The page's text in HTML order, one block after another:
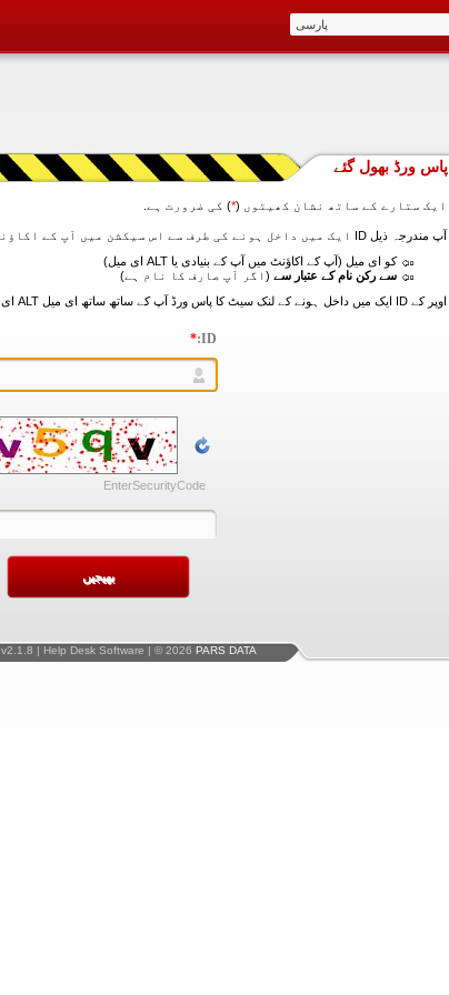
پاس ورڈ بھول گئے
ایک ستارے کے ساتھ نشان کھیتوں (*) کی ضرورت ہے.
آپ مندرجہ ذیل ID ایک میں داخل ہونے کی طرف سے اس سیکشن میں آپ کے اکاؤنٹ کا پاس ورڈ حاصل کر سکتے ہیں:
کو ای میل (آپ کے اکاؤنٹ میں آپ کے بنیادی یا ALT ای میل)
سے رکن نام کے عتبار سے (اگر آپ صارف کا نام ہے)
اوپر کے ID ایک میں داخل ہونے کے لنک سیٹ کا پاس ورڈ آپ کے ساتھ ساتھ ای میل ALT ای میل بھیج دیں گے.
ID:
*
EnterSecurityCode
v2.1.8 | Help Desk Software | © 2026 PARS DATA